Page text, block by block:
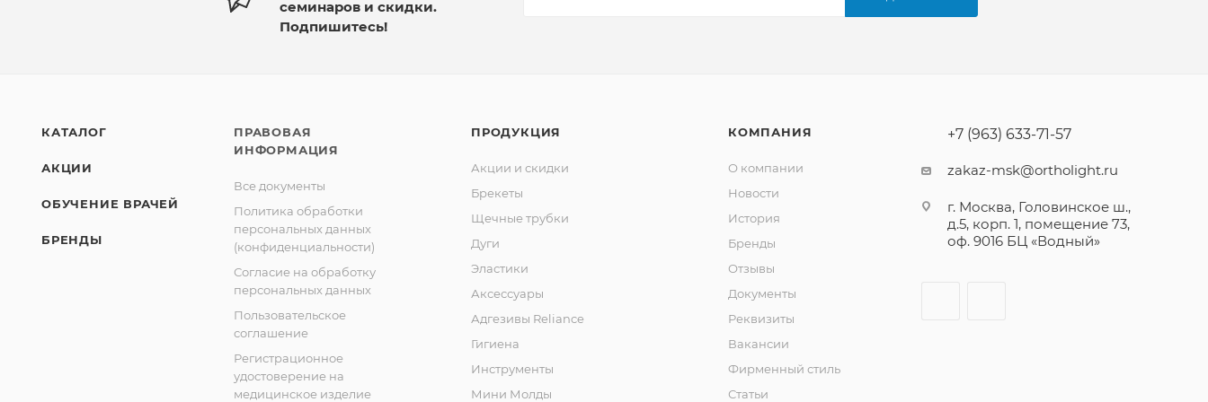
семинаров и скидки.
Подпишитесь!
КАТАЛОГ
АКЦИИ
ОБУЧЕНИЕ ВРАЧЕЙ
БРЕНДЫ
ПРАВОВАЯ
ИНФОРМАЦИЯ
Все документы
Политика обработки
персональных данных
(конфиденциальности)
Согласие на обработку
персональных данных
Пользовательское
соглашение
Регистрационное
удостоверение на
медицинское изделие
ПРОДУКЦИЯ
Акции и скидки
Брекеты
Щечные трубки
Дуги
Эластики
Аксессуары
Адгезивы Reliance
Гигиена
Инструменты
Мини Молды
КОМПАНИЯ
О компании
Новости
История
Бренды
Отзывы
Документы
Реквизиты
Вакансии
Фирменный стиль
Статьи
+7 (963) 633-71-57
zakaz-msk@ortholight.ru
г. Москва, Головинское ш.,
д.5, корп. 1, помещение 73,
оф. 9016 БЦ «Водный»